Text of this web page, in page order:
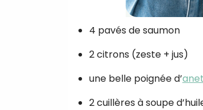
4 pavés de saumon
2 citrons (zeste + jus)
une belle poignée d’
2 cuillères à soupe